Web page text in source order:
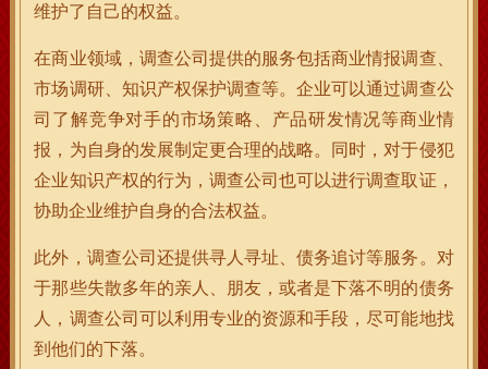
维护了自己的权益。
在商业领域，调查公司提供的服务包括商业情报调查、
市场调研、知识产权保护调查等。企业可以通过调查公
司了解竞争对手的市场策略、产品研发情况等商业情
报，为自身的发展制定更合理的战略。同时，对于侵犯
企业知识产权的行为，调查公司也可以进行调查取证，
协助企业维护自身的合法权益。
此外，调查公司还提供寻人寻址、债务追讨等服务。对
于那些失散多年的亲人、朋友，或者是下落不明的债务
人，调查公司可以利用专业的资源和手段，尽可能地找
到他们的下落。